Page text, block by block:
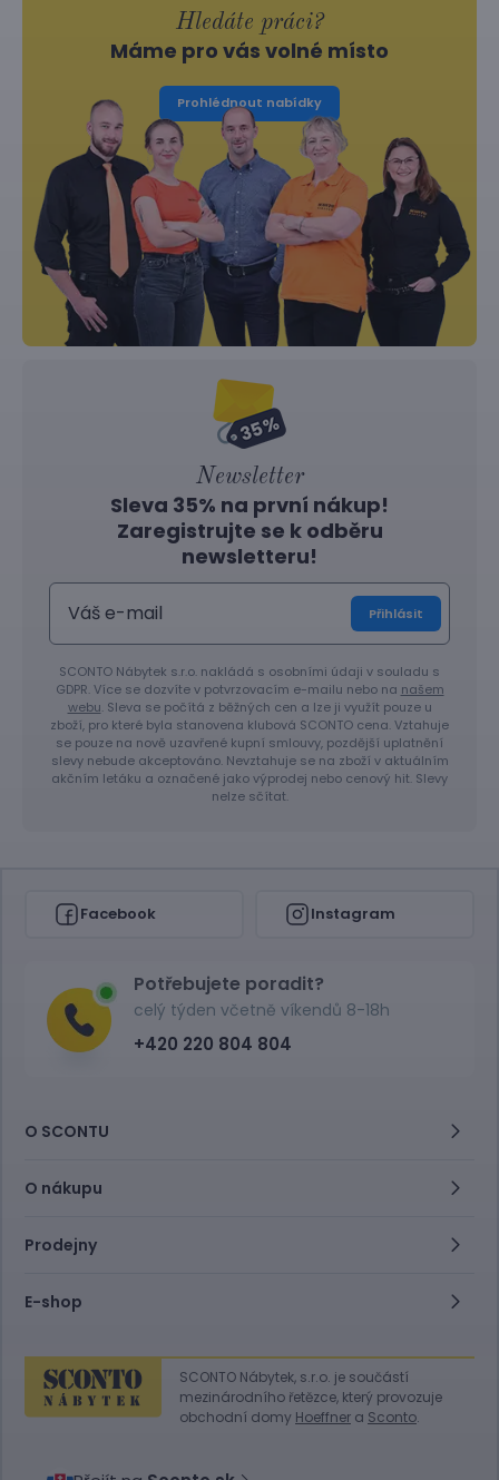
Hledáte práci?
Máme pro vás volné místo
Prohlédnout nabídky
Newsletter
Sleva 35% na první nákup!
Zaregistrujte se k odběru
newsletteru!
Přihlásit
SCONTO Nábytek s.r.o. nakládá s osobními údaji v souladu s
GDPR. Více se dozvíte v potvrzovacím e-mailu nebo na našem
webu. Sleva se počítá z běžných cen a lze ji využít pouze u
zboží, pro které byla stanovena klubová SCONTO cena. Vztahuje
se pouze na nově uzavřené kupní smlouvy, pozdější uplatnění
slevy nebude akceptováno. Nevztahuje se na zboží v aktuálním
akčním letáku a označené jako výprodej nebo cenový hit. Slevy
nelze sčítat.
Facebook Instagram
Potřebujete poradit?
celý týden včetně víkendů 8-18h
+420 220 804 804
O SCONTU
O nákupu
Prodejny
E-shop
SCONTO Nábytek, s.r.o. je součástí
mezinárodního řetězce, který provozuje
obchodní domy Hoeffner a Sconto.